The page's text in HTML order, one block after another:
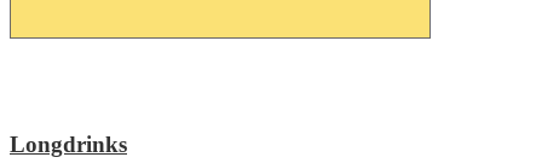
Longdrinks